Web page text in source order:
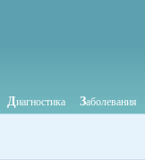
Диагностика Заболевания